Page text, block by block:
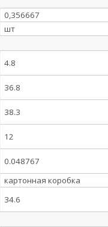
0,356667
шт
4.8
36.8
38.3
12
0.048767
картонная коробка
34.6